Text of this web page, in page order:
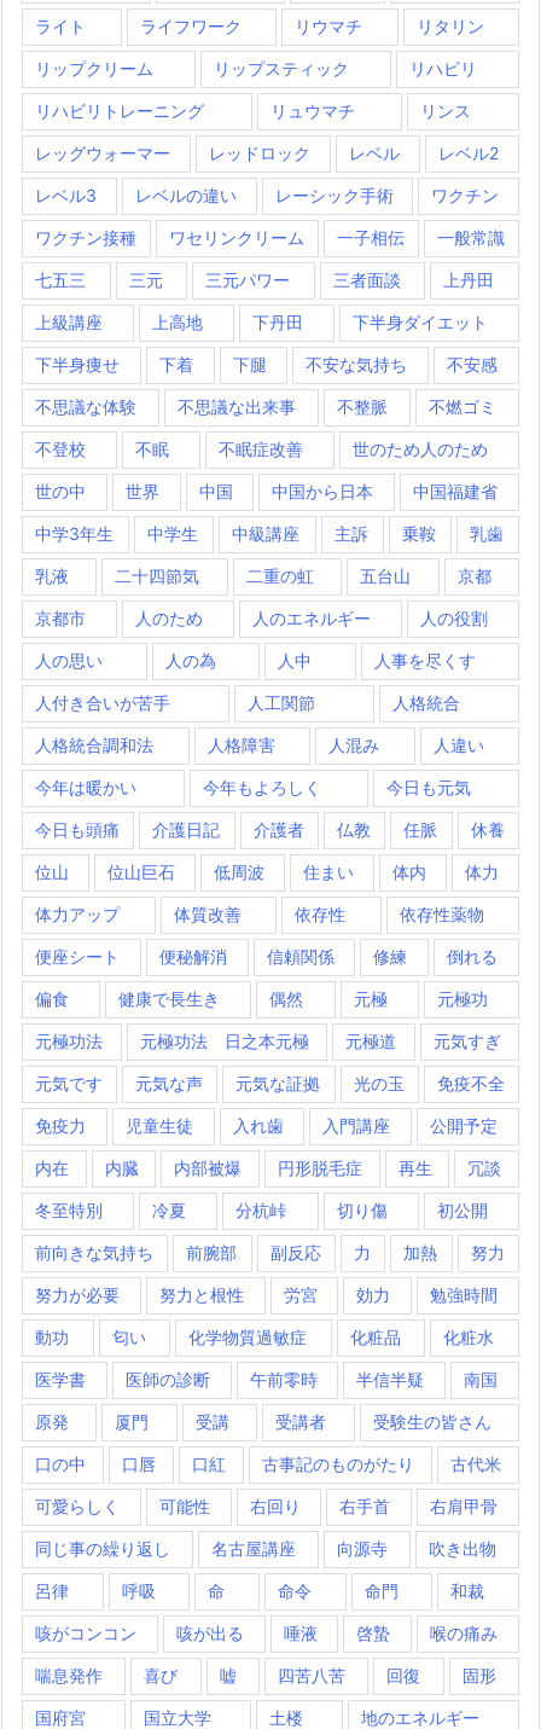
ライト ライフワーク リウマチ リタリン
リップクリーム リップスティック リハビリ
リハビリトレーニング リュウマチ リンス
レッグウォーマー レッドロック レベル レベル2
レベル3 レベルの違い レーシック手術 ワクチン
ワクチン接種 ワセリンクリーム 一子相伝 一般常識
七五三 三元 三元パワー 三者面談 上丹田
上級講座 上高地 下丹田 下半身ダイエット
下半身痩せ 下着 下腿 不安な気持ち 不安感
不思議な体験 不思議な出来事 不整脈 不燃ゴミ
不登校 不眠 不眠症改善 世のため人のため
世の中 世界 中国 中国から日本 中国福建省
中学3年生 中学生 中級講座 主訴 乗鞍 乳歯
乳液 二十四節気 二重の虹 五台山 京都
京都市 人のため 人のエネルギー 人の役割
人の思い 人の為 人中 人事を尽くす
人付き合いが苦手 人工関節 人格統合
人格統合調和法 人格障害 人混み 人違い
今年は暖かい 今年もよろしく 今日も元気
今日も頭痛 介護日記 介護者 仏教 任脈 休養
位山 位山巨石 低周波 住まい 体内 体力
体力アップ 体質改善 依存性 依存性薬物
便座シート 便秘解消 信頼関係 修練 倒れる
偏食 健康で長生き 偶然 元極 元極功
元極功法 元極功法 日之本元極 元極道 元気すぎ
元気です 元気な声 元気な証拠 光の玉 免疫不全
免疫力 児童生徒 入れ歯 入門講座 公開予定
内在 内臓 内部被爆 円形脱毛症 再生 冗談
冬至特別 冷夏 分杭峠 切り傷 初公開
前向きな気持ち 前腕部 副反応 力 加熱 努力
努力が必要 努力と根性 労宮 効力 勉強時間
動功 匂い 化学物質過敏症 化粧品 化粧水
医学書 医師の診断 午前零時 半信半疑 南国
原発 厦門 受講 受講者 受験生の皆さん
口の中 口唇 口紅 古事記のものがたり 古代米
可愛らしく 可能性 右回り 右手首 右肩甲骨
同じ事の繰り返し 名古屋講座 向源寺 吹き出物
呂律 呼吸 命 命令 命門 和裁
咳がコンコン 咳が出る 唾液 啓蟄 喉の痛み
喘息発作 喜び 嘘 四苦八苦 回復 固形
国府宮 国立大学 土楼 地のエネルギー